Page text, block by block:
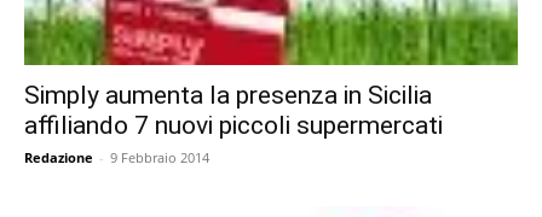
Simply aumenta la presenza in Sicilia
affiliando 7 nuovi piccoli supermercati
Redazione - 9 Febbraio 2014